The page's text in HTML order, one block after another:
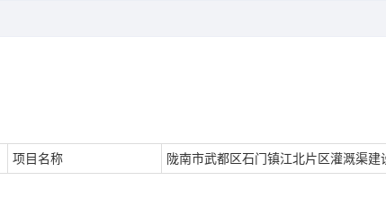
项目名称 陇南市武都区石门镇江北片区灌溉渠建